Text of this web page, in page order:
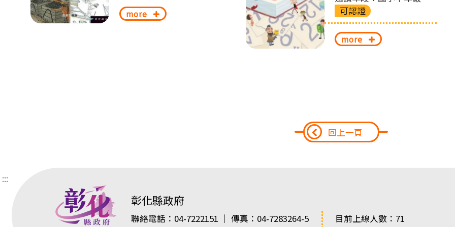
more
可認證
more
回上一頁
:::
彰化縣政府
聯絡電話：04-7222151 ｜ 傳真：04-7283264-5 目前上線人數：71